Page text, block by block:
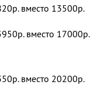
вместо 13500р.
вместо 17000р.
вместо 20200р.